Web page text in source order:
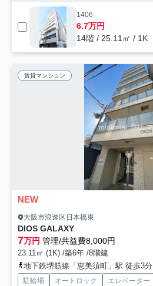
1406
6.7万円
14階 / 25.11㎡ / 1K
賃貸マンション
NEW
大阪市浪速区日本橋東
DIOS GALAXY
7万円 管理/共益費8,000円
23.11㎡ (1K) /築6年 /8階建
地下鉄堺筋線「恵美須町」駅 徒歩3分
駐輪場 オートロック エレベーター